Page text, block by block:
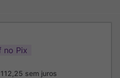
no Pix
112,25 sem juros